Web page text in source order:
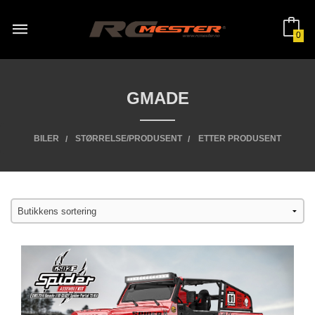
innholdet
0
GMADE
BILER STØRRELSE/PRODUSENT ETTER PRODUSENT